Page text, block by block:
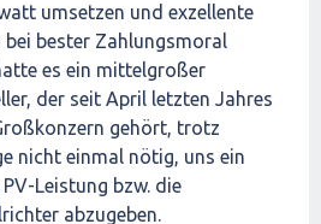
umsetzen und exzellente
bei bester Zahlungsmoral
es ein mittelgroßer
der seit April letzten Jahres
gehört, trotz
nicht einmal nötig, uns ein
Leistung bzw. die
abzugeben.